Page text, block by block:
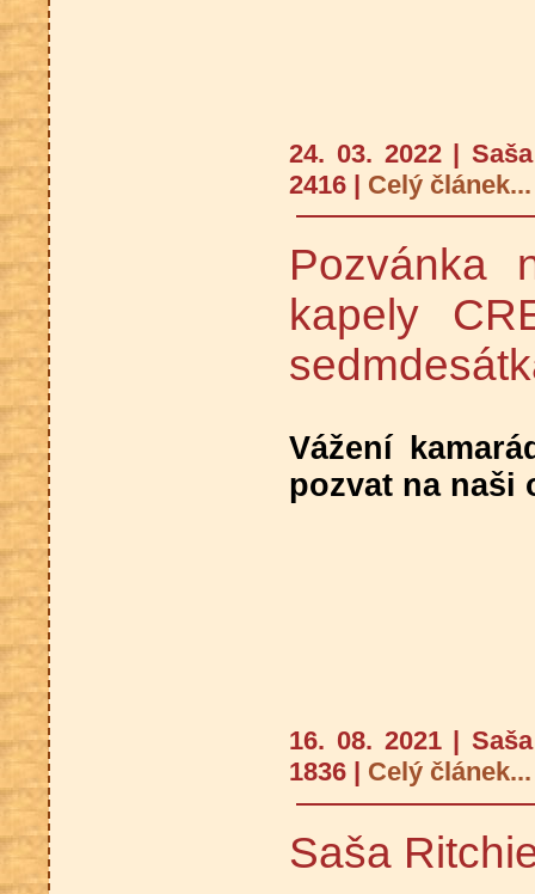
24. 03. 2022 |
2416 | Celý článek...
Pozvánka
kapely
Vážení
pozvat na naši
16. 08. 2021 |
1836 | Celý článek...
Saša